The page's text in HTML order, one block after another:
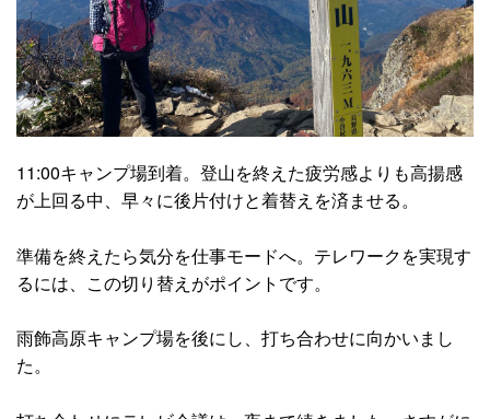
11:00キャンプ場到着。登山を終えた疲労感よりも高揚感
が上回る中、早々に後片付けと着替えを済ませる。
準備を終えたら気分を仕事モードへ。テレワークを実現す
るには、この切り替えがポイントです。
雨飾高原キャンプ場を後にし、打ち合わせに向かいまし
た。